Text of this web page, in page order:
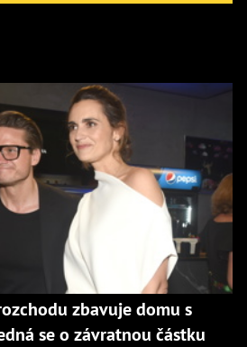
zbavuje domu s
se o závratnou částku